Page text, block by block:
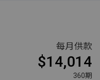
每月供款
$14,014
360期